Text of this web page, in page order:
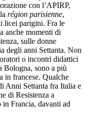
con l’APIRP,
région parisienne,
licei parigini. Fra le
anche momenti di
sulle donne
degli anni Settanta. Non
o incontri didattici
Bologna, sono a più
in francese. Qualche
Anni Settanta fra Italia e
di Resistenza a
Francia, davanti ad